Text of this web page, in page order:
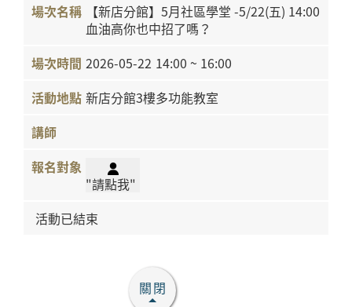
【新店分館】5月社區學堂 -5/22(五) 14:00
血油高你也中招了嗎？
2026-05-22 14:00 ~ 16:00
新店分館3樓多功能教室
"請點我"
活動已結束
關閉